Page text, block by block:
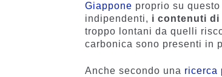
Giappone proprio su
indipendenti, i contenuti di
troppo lontani da quelli
carbonica sono presenti in
Anche secondo una ricerca